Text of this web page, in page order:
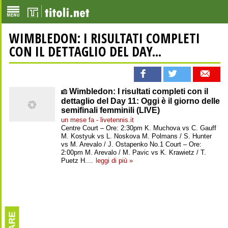
WIMBLEDON: I RISULTATI COMPLETI
CON IL DETTAGLIO DEL DAY...
Wimbledon: I risultati completi con il
dettaglio del Day 11: Oggi è il giorno delle
semifinali femminili (LIVE)
un mese fa - livetennis.it
Centre Court – Ore: 2:30pm K. Muchova vs C. Gauff
M. Kostyuk vs L. Noskova M. Polmans / S. Hunter
vs M. Arevalo / J. Ostapenko No.1 Court – Ore:
2:00pm M. Arevalo / M. Pavic vs K. Krawietz / T.
Puetz H.... leggi di più »